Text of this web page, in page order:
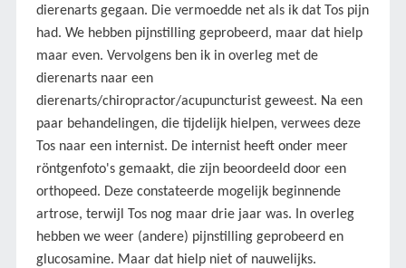
dierenarts gegaan. Die vermoedde net als ik dat Tos pijn
had. We hebben pijnstilling geprobeerd, maar dat hielp
maar even. Vervolgens ben ik in overleg met de
dierenarts naar een
dierenarts/chiropractor/acupuncturist geweest. Na een
paar behandelingen, die tijdelijk hielpen, verwees deze
Tos naar een internist. De internist heeft onder meer
röntgenfoto's gemaakt, die zijn beoordeeld door een
orthopeed. Deze constateerde mogelijk beginnende
artrose, terwijl Tos nog maar drie jaar was. In overleg
hebben we weer (andere) pijnstilling geprobeerd en
glucosamine. Maar dat hielp niet of nauwelijks.